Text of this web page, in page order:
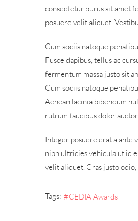
consectetur purus sit amet
posuere velit aliquet.
Cum sociis natoque
Fusce dapibus, tellus ac
fermentum massa justo sit
Cum sociis natoque
Aenean lacinia bibendum
rutrum faucibus dolor auctor.
Integer posuere erat a ante
nibh ultricies vehicula ut id
velit aliquet. Cras justo odio,
Tags: CEDIA Awards